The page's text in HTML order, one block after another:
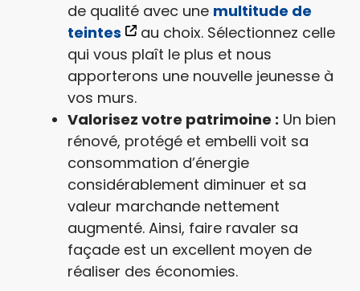
de qualité avec une multitude de
teintes
au choix. Sélectionnez celle
qui vous plaît le plus et nous
apporterons une nouvelle jeunesse à
vos murs.
Valorisez votre patrimoine : Un bien
rénové, protégé et embelli voit sa
consommation d’énergie
considérablement diminuer et sa
valeur marchande nettement
augmenté. Ainsi, faire ravaler sa
façade est un excellent moyen de
réaliser des économies.